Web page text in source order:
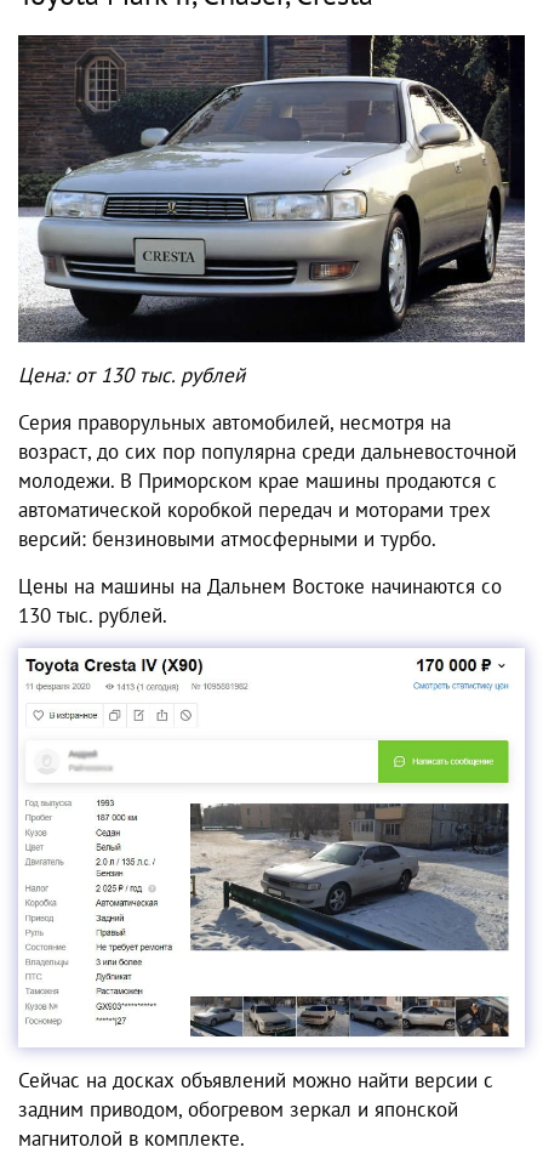
Цена: от 130 тыс. рублей
Серия праворульных автомобилей, несмотря на
возраст, до сих пор популярна среди дальневосточной
молодежи. В Приморском крае машины продаются с
автоматической коробкой передач и моторами трех
версий: бензиновыми атмосферными и турбо.
Цены на машины на Дальнем Востоке начинаются со
130 тыс. рублей.
Сейчас на досках объявлений можно найти версии с
задним приводом, обогревом зеркал и японской
магнитолой в комплекте.